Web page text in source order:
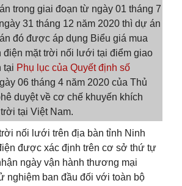
trong giai đoạn từ ngày 01 tháng 7
31 tháng 12 năm 2020 thì dự án
đó được áp dụng Biểu giá mua
điện mặt trời nối lưới tại điểm giao
tại Phụ lục của Quyết định số
06 tháng 4 năm 2020 của Thủ
duyệt về cơ chế khuyến khích
tại Việt Nam.
nối lưới trên địa bàn tỉnh Ninh
được xác định trên cơ sở thứ tự
ngày vận hành thương mại
nghiệm ban đầu đối với toàn bộ